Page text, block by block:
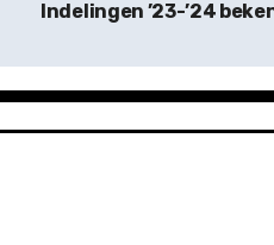
Indelingen ’23-’24